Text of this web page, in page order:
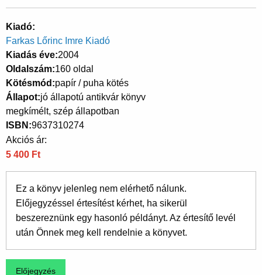
Kiadó
Farkas Lőrinc Imre Kiadó
Kiadás éve 2004
Oldalszám 160 oldal
Kötésmód papír / puha kötés
Állapot jó állapotú antikvár könyv
megkímélt, szép állapotban
ISBN 9637310274
Akciós ár:
5 400 Ft
Ez a könyv jelenleg nem elérhető nálunk.
Előjegyzéssel értesítést kérhet, ha sikerül
beszereznünk egy hasonló példányt. Az értesítő levél
után Önnek meg kell rendelnie a könyvet.